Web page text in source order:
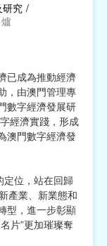
研究 /
已成為推動經濟
，由澳門管理專
數字經濟發展研
經濟實踐，形成
澳門數字經濟發
定位，站在回歸
產業、新業態和
型，進一步彰顯
片”更加璀璨奪